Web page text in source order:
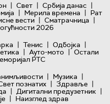
| Свет | Србија данас |
| Мерила времена | Рат
вести | Сматрачница |
2026
| Тенис | Одбојка |
| Ауто-мото | Остали
РТС
| Музика |
познатих | Здравље |
| Дигитални предузетник |
| Наизглед здрав